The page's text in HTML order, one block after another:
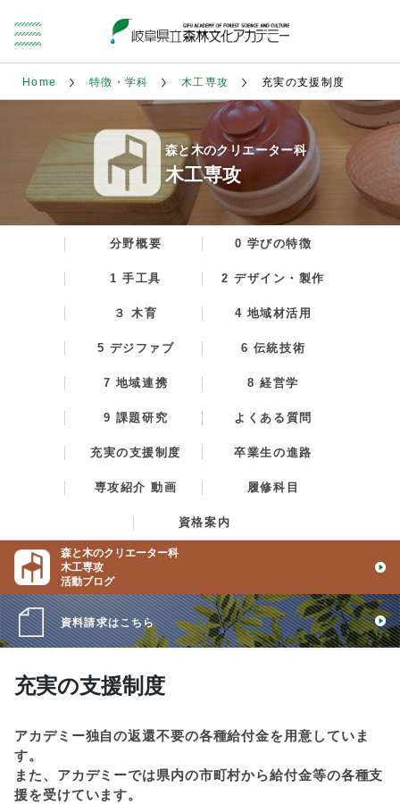
Home 特徴・学科 木工専攻 充実の支援制度
森と木のクリエーター科
木工専攻
分野概要 0 学びの特徴
1 手工具 2 デザイン・製作
３ 木育 4 地域材活用
5 デジファブ 6 伝統技術
7 地域連携 8 経営学
9 課題研究 よくある質問
充実の支援制度 卒業生の進路
専攻紹介 動画 履修科目
資格案内
森と木のクリエーター科
木工専攻
活動ブログ
資料請求はこちら
充実の支援制度
アカデミー独自の返還不要の各種給付金を用意していま
す。
また、アカデミーでは県内の市町村から給付金等の各種支
援を受けています。